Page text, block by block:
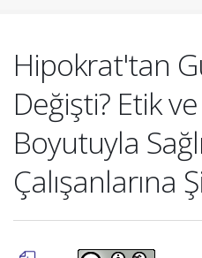
Hipokrat'tan
Değişti? Etik ve
Boyutuyla
Çalışanlarına